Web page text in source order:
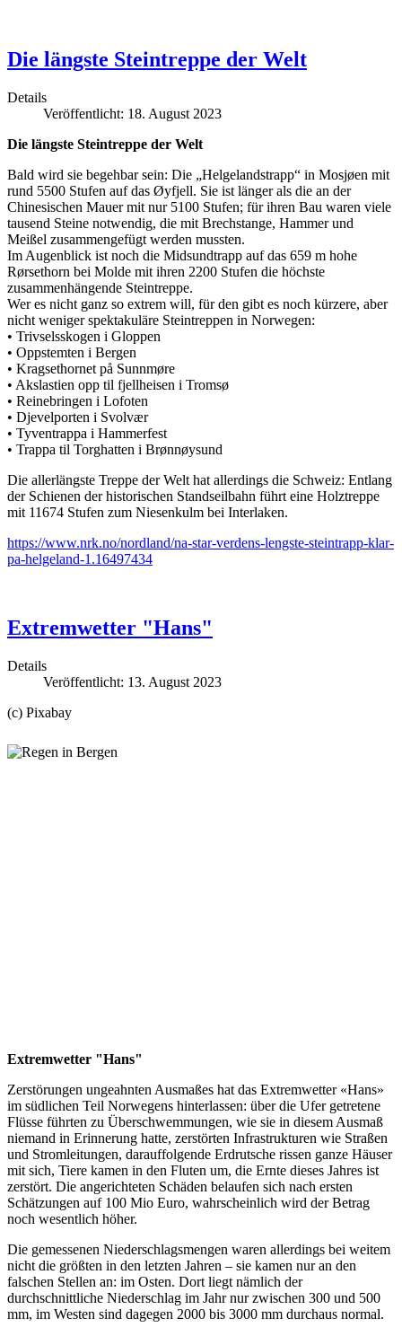
Die längste Steintreppe der Welt
Details
Veröffentlicht: 18. August 2023
Die längste Steintreppe der Welt
Bald wird sie begehbar sein: Die „Helgelandstrapp“ in Mosjøen mit
rund 5500 Stufen auf das Øyfjell. Sie ist länger als die an der
Chinesischen Mauer mit nur 5100 Stufen; für ihren Bau waren viele
tausend Steine notwendig, die mit Brechstange, Hammer und
Meißel zusammengefügt werden mussten.
Im Augenblick ist noch die Midsundtrapp auf das 659 m hohe
Rørsethorn bei Molde mit ihren 2200 Stufen die höchste
zusammenhängende Steintreppe.
Wer es nicht ganz so extrem will, für den gibt es noch kürzere, aber
nicht weniger spektakuläre Steintreppen in Norwegen:
• Trivselsskogen i Gloppen
• Oppstemten i Bergen
• Kragsethornet på Sunnmøre
• Akslastien opp til fjellheisen i Tromsø
• Reinebringen i Lofoten
• Djevelporten i Svolvær
• Tyventrappa i Hammerfest
• Trappa til Torghatten i Brønnøysund
Die allerlängste Treppe der Welt hat allerdings die Schweiz: Entlang
der Schienen der historischen Standseilbahn führt eine Holztreppe
mit 11674 Stufen zum Niesenkulm bei Interlaken.
https://www.nrk.no/nordland/na-star-verdens-lengste-steintrapp-klar-
pa-helgeland-1.16497434
Extremwetter "Hans"
Details
Veröffentlicht: 13. August 2023
(c) Pixabay
Extremwetter "Hans"
Zerstörungen ungeahnten Ausmaßes hat das Extremwetter «Hans»
im südlichen Teil Norwegens hinterlassen: über die Ufer getretene
Flüsse führten zu Überschwemmungen, wie sie in diesem Ausmaß
niemand in Erinnerung hatte, zerstörten Infrastrukturen wie Straßen
und Stromleitungen, darauffolgende Erdrutsche rissen ganze Häuser
mit sich, Tiere kamen in den Fluten um, die Ernte dieses Jahres ist
zerstört. Die angerichteten Schäden belaufen sich nach ersten
Schätzungen auf 100 Mio Euro, wahrscheinlich wird der Betrag
noch wesentlich höher.
Die gemessenen Niederschlagsmengen waren allerdings bei weitem
nicht die größten in den letzten Jahren – sie kamen nur an den
falschen Stellen an: im Osten. Dort liegt nämlich der
durchschnittliche Niederschlag im Jahr nur zwischen 300 und 500
mm, im Westen sind dagegen 2000 bis 3000 mm durchaus normal.